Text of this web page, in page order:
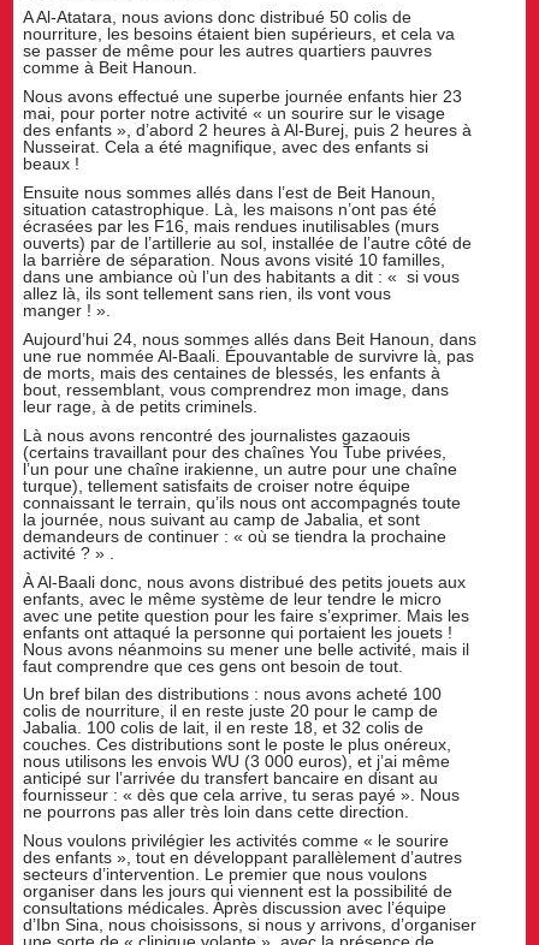
A Al-Atatara, nous avions donc distribué 50 colis de
nourriture, les besoins étaient bien supérieurs, et cela va
se passer de même pour les autres quartiers pauvres
comme à Beit Hanoun.
Nous avons effectué une superbe journée enfants hier 23
mai, pour porter notre activité « un sourire sur le visage
des enfants », d’abord 2 heures à Al-Burej, puis 2 heures à
Nusseirat. Cela a été magnifique, avec des enfants si
beaux !
Ensuite nous sommes allés dans l’est de Beit Hanoun,
situation catastrophique. Là, les maisons n’ont pas été
écrasées par les F16, mais rendues inutilisables (murs
ouverts) par de l’artillerie au sol, installée de l’autre côté de
la barrière de séparation. Nous avons visité 10 familles,
dans une ambiance où l’un des habitants a dit : « si vous
allez là, ils sont tellement sans rien, ils vont vous
manger ! ».
Aujourd’hui 24, nous sommes allés dans Beit Hanoun, dans
une rue nommée Al-Baali. Épouvantable de survivre là, pas
de morts, mais des centaines de blessés, les enfants à
bout, ressemblant, vous comprendrez mon image, dans
leur rage, à de petits criminels.
Là nous avons rencontré des journalistes gazaouis
(certains travaillant pour des chaînes You Tube privées,
l’un pour une chaîne irakienne, un autre pour une chaîne
turque), tellement satisfaits de croiser notre équipe
connaissant le terrain, qu’ils nous ont accompagnés toute
la journée, nous suivant au camp de Jabalia, et sont
demandeurs de continuer : « où se tiendra la prochaine
activité ? » .
À Al-Baali donc, nous avons distribué des petits jouets aux
enfants, avec le même système de leur tendre le micro
avec une petite question pour les faire s’exprimer. Mais les
enfants ont attaqué la personne qui portaient les jouets !
Nous avons néanmoins su mener une belle activité, mais il
faut comprendre que ces gens ont besoin de tout.
Un bref bilan des distributions : nous avons acheté 100
colis de nourriture, il en reste juste 20 pour le camp de
Jabalia. 100 colis de lait, il en reste 18, et 32 colis de
couches. Ces distributions sont le poste le plus onéreux,
nous utilisons les envois WU (3 000 euros), et j’ai même
anticipé sur l’arrivée du transfert bancaire en disant au
fournisseur : « dès que cela arrive, tu seras payé ». Nous
ne pourrons pas aller très loin dans cette direction.
Nous voulons privilégier les activités comme « le sourire
des enfants », tout en développant parallèlement d’autres
secteurs d’intervention. Le premier que nous voulons
organiser dans les jours qui viennent est la possibilité de
consultations médicales. Après discussion avec l’équipe
d’Ibn Sina, nous choisissons, si nous y arrivons, d’organiser